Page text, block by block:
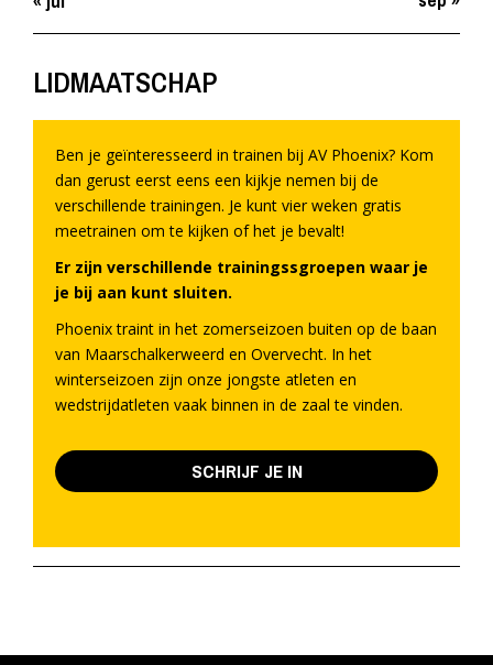
LIDMAATSCHAP
Ben je geïnteresseerd in trainen bij AV Phoenix? Kom
dan gerust eerst eens een kijkje nemen bij de
verschillende trainingen. Je kunt vier weken gratis
meetrainen om te kijken of het je bevalt!
Er zijn verschillende trainingssgroepen waar je
je bij aan kunt sluiten.
Phoenix traint in het zomerseizoen buiten op de baan
van Maarschalkerweerd en Overvecht. In het
winterseizoen zijn onze jongste atleten en
wedstrijdatleten vaak binnen in de zaal te vinden.
SCHRIJF JE IN